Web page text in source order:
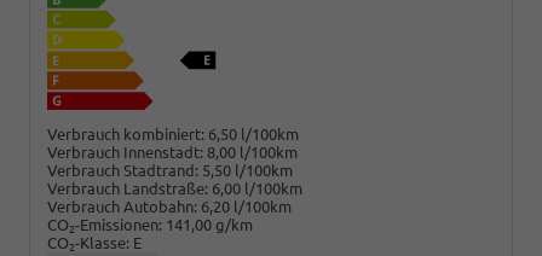
Verbrauch kombiniert: 6,50 l/100km
Verbrauch Innenstadt: 8,00 l/100km
Verbrauch Stadtrand: 5,50 l/100km
Verbrauch Landstraße: 6,00 l/100km
Verbrauch Autobahn: 6,20 l/100km
CO2-Emissionen: 141,00 g/km
CO2-Klasse: E